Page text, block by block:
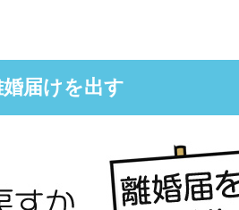
婚届けを出す